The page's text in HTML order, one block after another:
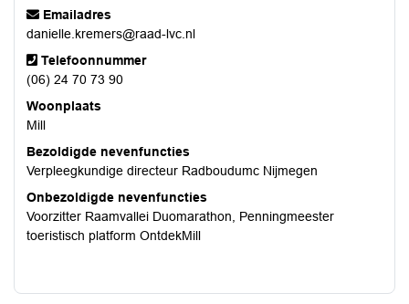
Emailadres
danielle.kremers@raad-lvc.nl
Telefoonnummer
(06) 24 70 73 90
Woonplaats
Mill
Bezoldigde nevenfuncties
Verpleegkundige directeur Radboudumc Nijmegen
Onbezoldigde nevenfuncties
Voorzitter Raamvallei Duomarathon, Penningmeester
toeristisch platform OntdekMill